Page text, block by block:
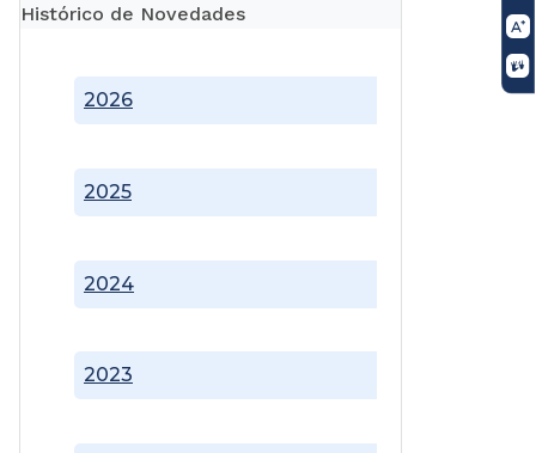
Histórico de Novedades
2023
2024
2025
2026